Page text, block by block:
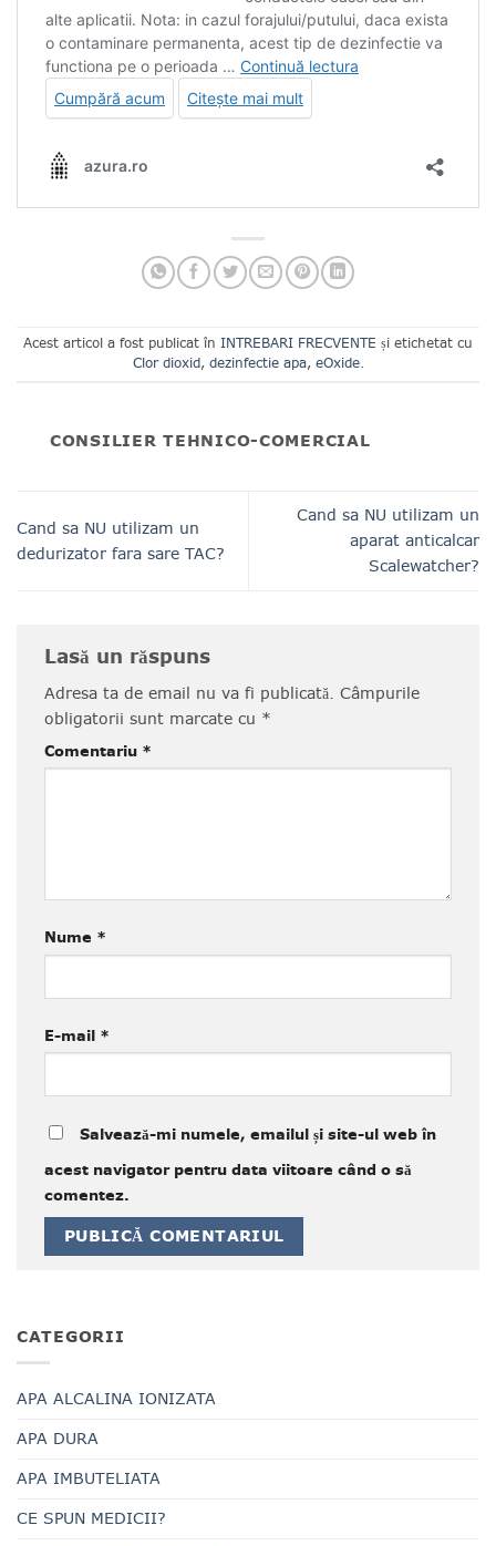
Acest articol a fost publicat în INTREBARI FRECVENTE și etichetat cu
Clor dioxid, dezinfectie apa, eOxide.
CONSILIER TEHNICO-COMERCIAL
Cand sa NU utilizam un
dedurizator fara sare TAC?
Cand sa NU utilizam un
aparat anticalcar
Scalewatcher?
Lasă un răspuns
Adresa ta de email nu va fi publicată. Câmpurile
obligatorii sunt marcate cu *
Comentariu *
Nume *
E-mail *
Salvează-mi numele, emailul și site-ul web în
acest navigator pentru data viitoare când o să
comentez.
CATEGORII
APA ALCALINA IONIZATA
APA DURA
APA IMBUTELIATA
CE SPUN MEDICII?